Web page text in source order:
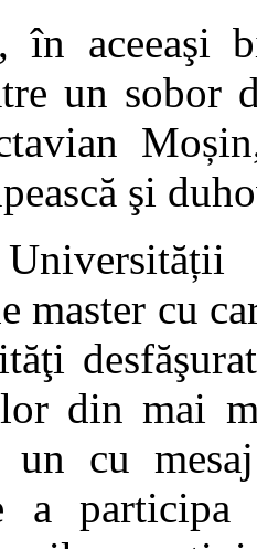
în aceeaşi
un sobor
şi
master cu
din mai
un cu
a